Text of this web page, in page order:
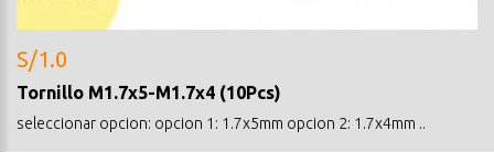
S/1.0
Tornillo M1.7x5-M1.7x4 (10Pcs)
seleccionar opcion: opcion 1: 1.7x5mm opcion 2: 1.7x4mm ..